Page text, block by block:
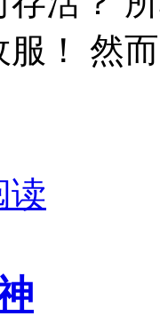
服！ 然
读